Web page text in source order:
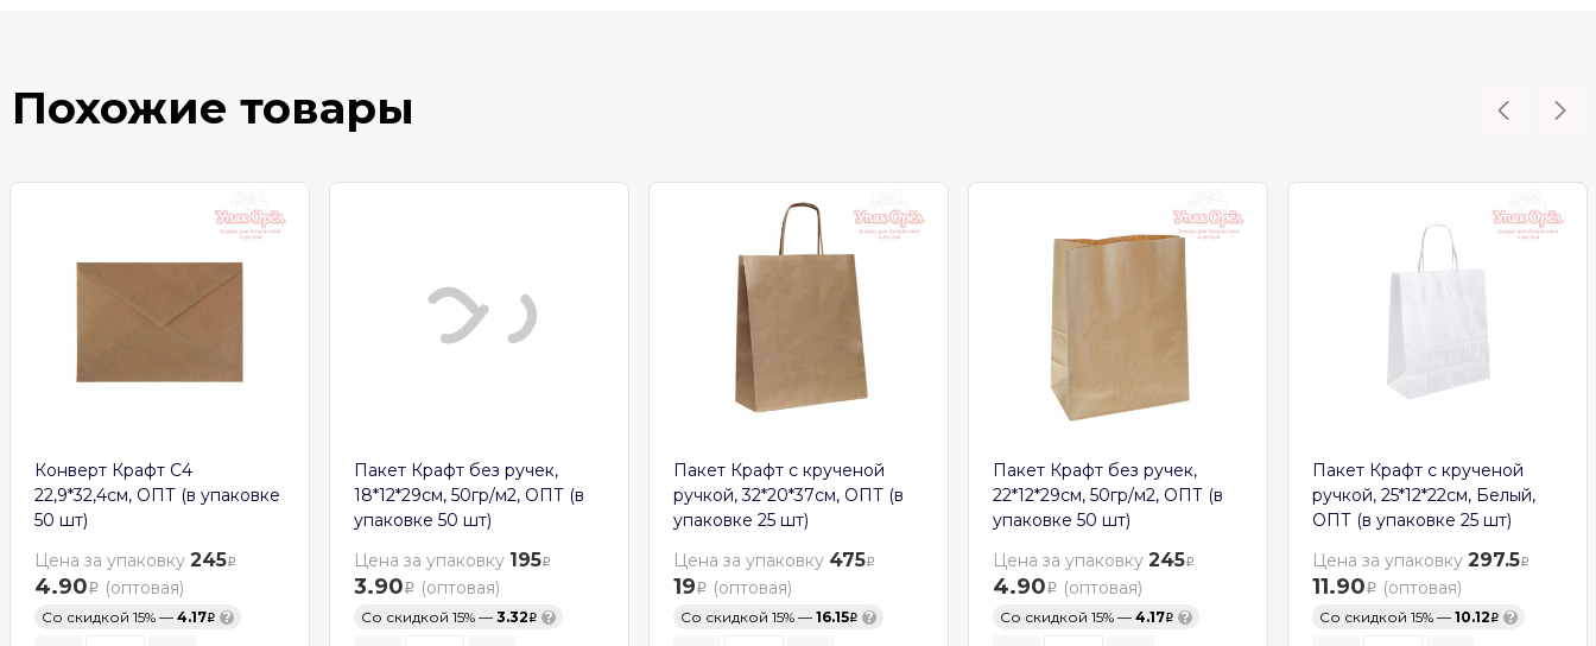
Похожие товары
Конверт Крафт С4
22,9*32,4см, ОПТ (в упаковке
50 шт)
Цена за упаковку 245
4.90 (оптовая)
Со скидкой 15% — 4.17 ?
Пакет Крафт без ручек,
18*12*29см, 50гр/м2, ОПТ (в
упаковке 50 шт)
Цена за упаковку 195
3.90 (оптовая)
Со скидкой 15% — 3.32 ?
Пакет Крафт с крученой
ручкой, 32*20*37см, ОПТ (в
упаковке 25 шт)
Цена за упаковку 475
19 (оптовая)
Со скидкой 15% — 16.15 ?
Пакет Крафт без ручек,
22*12*29см, 50гр/м2, ОПТ (в
упаковке 50 шт)
Цена за упаковку 245
4.90 (оптовая)
Со скидкой 15% — 4.17 ?
Пакет Крафт с крученой
ручкой, 25*12*22см, Белый,
ОПТ (в упаковке 25 шт)
Цена за упаковку 297.5
11.90 (оптовая)
Со скидкой 15% — 10.12 ?